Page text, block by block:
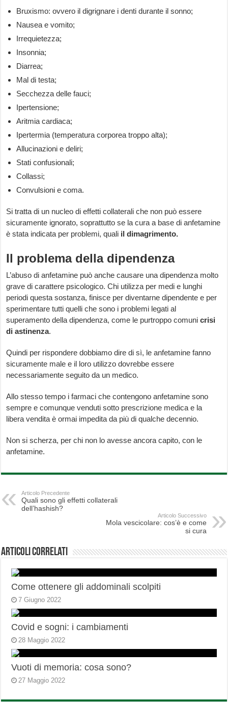
Bruxismo: ovvero il digrignare i denti durante il sonno;
Nausea e vomito;
Irrequietezza;
Insonnia;
Diarrea;
Mal di testa;
Secchezza delle fauci;
Ipertensione;
Aritmia cardiaca;
Ipertermia (temperatura corporea troppo alta);
Allucinazioni e deliri;
Stati confusionali;
Collassi;
Convulsioni e coma.
Si tratta di un nucleo di effetti collaterali che non può essere
sicuramente ignorato, soprattutto se la cura a base di anfetamine
è stata indicata per problemi, quali il dimagrimento.
Il problema della dipendenza
L’abuso di anfetamine può anche causare una dipendenza molto
grave di carattere psicologico. Chi utilizza per medi e lunghi
periodi questa sostanza, finisce per diventarne dipendente e per
sperimentare tutti quelli che sono i problemi legati al
superamento della dipendenza, come le purtroppo comunicrisi
di astinenza.
Quindi per rispondere dobbiamo dire di sì, le anfetamine fanno
sicuramente male e il loro utilizzo dovrebbe essere
necessariamente seguito da un medico.
Allo stesso tempo i farmaci che contengono anfetamine sono
sempre e comunque venduti sotto prescrizione medica e la
libera vendita è ormai impedita da più di qualche decennio.
Non si scherza, per chi non lo avesse ancora capito, con le
anfetamine.
Articolo Precedente
Quali sono gli effetti collaterali
dell’hashish?
Articolo Successivo
Mola vescicolare: cos’è e come
si cura
Articoli correlati
Come ottenere gli addominali scolpiti
7 Giugno 2022
Covid e sogni: i cambiamenti
28 Maggio 2022
Vuoti di memoria: cosa sono?
27 Maggio 2022